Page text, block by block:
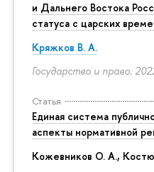
и Дальнего Востока
статуса с царских
Кряжков В. А.
Государство и право.
Статья
Единая система
аспекты нормативной
Кожевников О. А.,